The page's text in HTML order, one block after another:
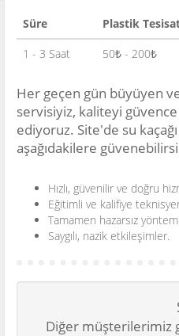
Süre Plastik
1 - 3 Saat
50₺ - 200₺
Her geçen gün büyüyen
servisiyiz, kaliteyi
ediyoruz. Site'de su
aşağıdakilere
Hızlı, güvenilir ve doğru
Eğitimli ve kalifiye
Tamamen hazarsız
Saygılı, nazik etkileşimler.
Diğer müşterilerimiz